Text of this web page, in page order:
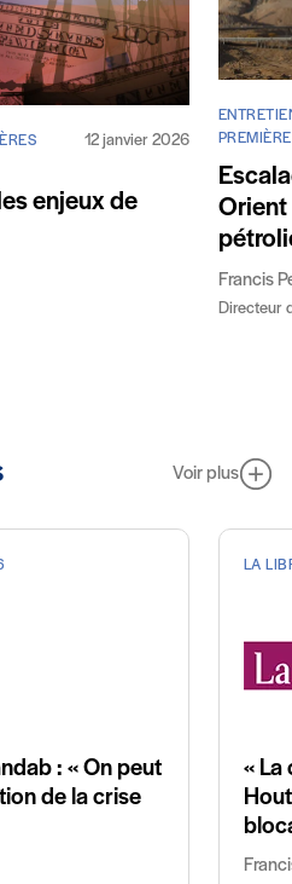
12 janvier 2026
enjeux de
Orient
Francis
Directeur
Voir plus
: « On peut
de la crise
LA
« La